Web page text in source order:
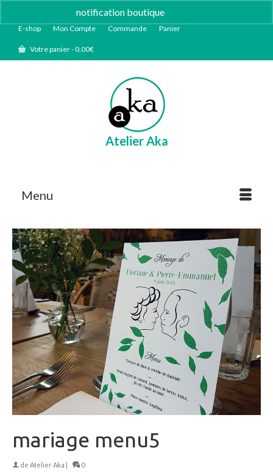
notification boutique
E-shop Mon Compte Commande Panier
Votre panier-0,00€
Atelier Aka
Menu
mariage menu5
de Atelier Aka | 0